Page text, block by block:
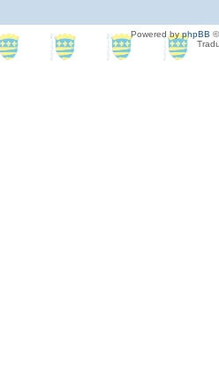
Powered byphpBB